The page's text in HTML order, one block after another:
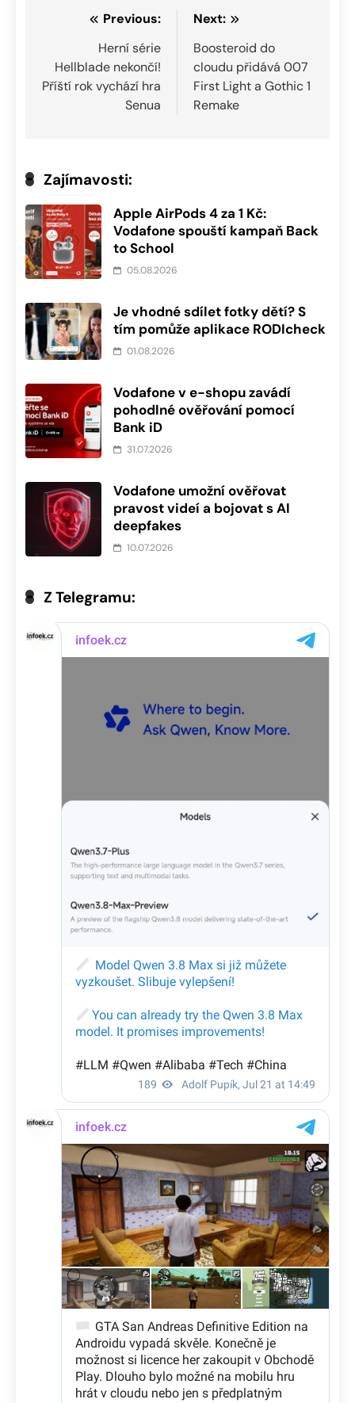
Navigace
příspěvek
Previous:
Herní série
Hellblade nekončí!
Příští rok vychází hra
Senua
Next:
Boosteroid do
cloudu přidává 007
First Light a Gothic 1
Remake
Zajímavosti:
Apple AirPods 4 za 1 Kč:
Vodafone spouští kampaň Back
to School
05.08.2026
Je vhodné sdílet fotky dětí? S
tím pomůže aplikace RODIcheck
01.08.2026
Vodafone v e-shopu zavádí
pohodlné ověřování pomocí
Bank iD
31.07.2026
Vodafone umožní ověřovat
pravost videí a bojovat s AI
deepfakes
10.07.2026
Z Telegramu: